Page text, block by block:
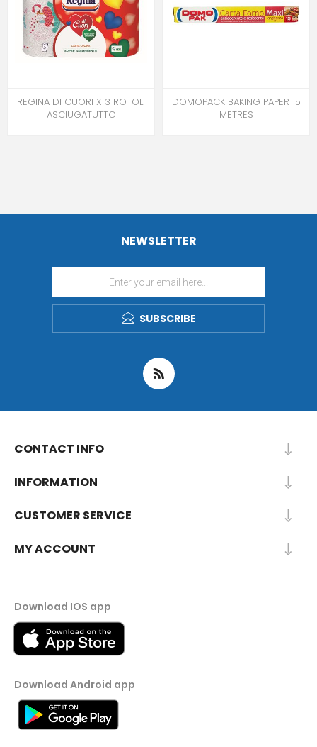
REGINA DI CUORI X 3 ROTOLI
ASCIUGATUTTO
DOMOPACK BAKING PAPER 15
METRES
NEWSLETTER
SUBSCRIBE
CONTACT INFO
INFORMATION
CUSTOMER SERVICE
MY ACCOUNT
Download IOS app
Download Android app